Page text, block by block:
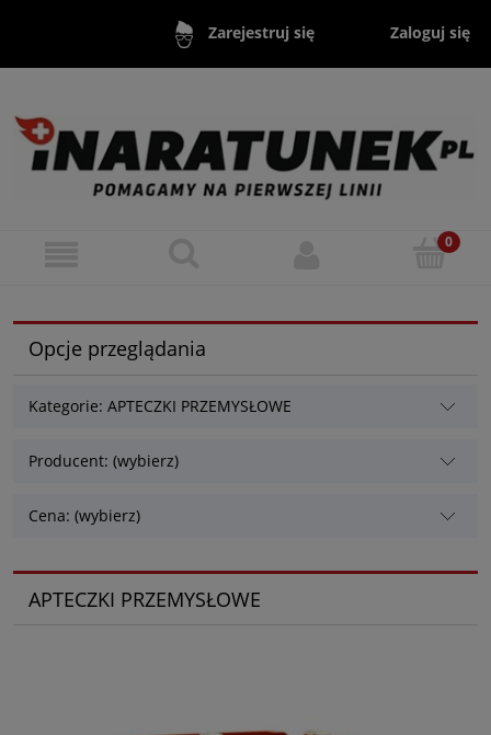
Zarejestruj się Zaloguj się
Opcje przeglądania
Kategorie: APTECZKI PRZEMYSŁOWE
Producent: (wybierz)
Cena: (wybierz)
APTECZKI PRZEMYSŁOWE